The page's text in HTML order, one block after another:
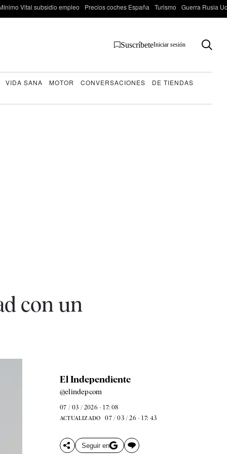
Vital subsidio empleo Precios coches España Turismo Guerra Rusia
SuscríbeteIniciar sesión
VIDA SANA MOTOR CONVERSACIONES
DE TIENDAS
con un
El Independiente
@elindepcom
07 / 03 / 2026 - 17: 08
ACTUALIZADO 07 / 03 / 26 - 17: 43
Seguir en